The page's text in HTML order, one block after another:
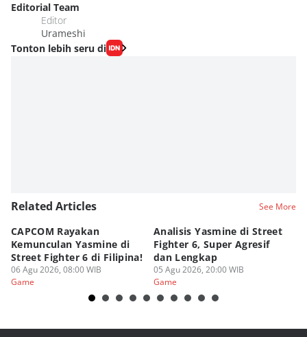
Editorial Team
Editor
Urameshi
Tonton lebih seru di
Related Articles See More
CAPCOM Rayakan
Kemunculan Yasmine di
Street Fighter 6 di Filipina!
06 Agu 2026, 08:00 WIB
Game
Analisis Yasmine di Street
Fighter 6, Super Agresif
dan Lengkap
05 Agu 2026, 20:00 WIB
Game